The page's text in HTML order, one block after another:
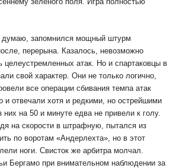
думаю, запомнился мощный штурм
перерына. Казалось, невозможно
целеустремленных атак. Но и спартаковцы в
свой характер. Они не только логично,
все операции сбивания темпа атак
и отвечали хотя и редкими, но острейшими
них на 50 и минуте едва не привели к голу.
на скорости в штрафную, пытался из
по воротам «Андерлехта», но в этот
ноги. Свисток же арбитра молчал.
Бергамо при внимательном наблюдении за